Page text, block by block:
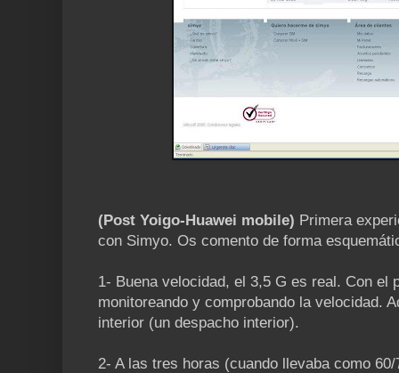
(Post Yoigo-Huawei mobile) Primera
con Simyo. Os comento de forma
1- Buena velocidad, el 3,5 G es real. Con el
monitoreando y comprobando la velocidad.
interior (un despacho interior).
2- A las tres horas (cuando llevaba como